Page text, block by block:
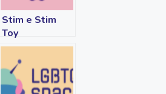
p
m
Stim e Stim
Toy